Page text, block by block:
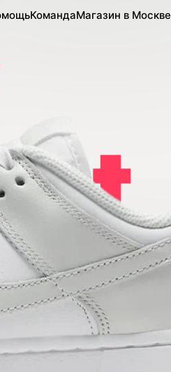
КомандаМагазин в Москве